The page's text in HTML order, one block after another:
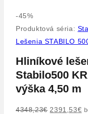
-45%Výrobok
na
predaj
Produktová séria:
Lešenia STABILO
Hliníkové
Stabilo500
výška 4,50 m
4348,23€ Pôvodná
2391,53€